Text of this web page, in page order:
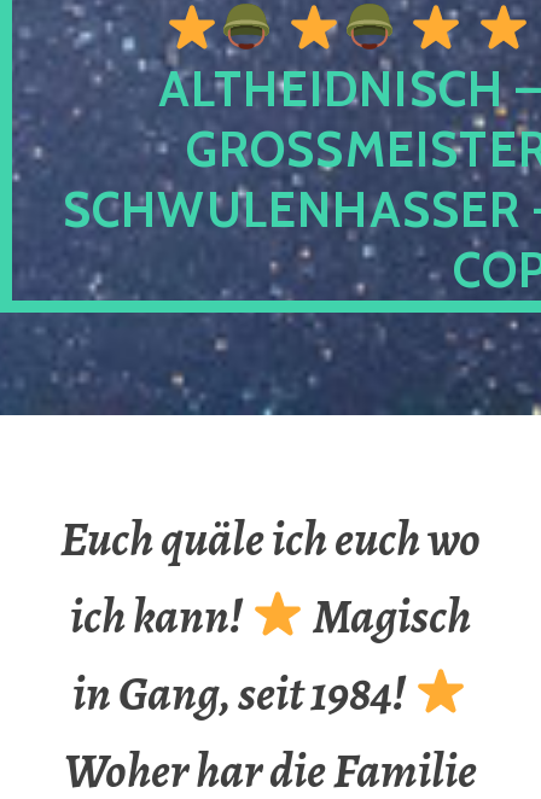
ALTHEIDNISCH
CHWULENHASSER
Euch quäle ich euch wo
ich kann!
Magisch
in Gang, seit 1984!
Woher har die Familie